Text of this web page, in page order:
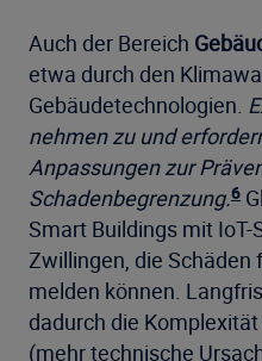
Auch der Bereich
etwa durch den
Gebäudetechnologien.
nehmen zu und
Anpassungen zur
Schadenbegrenzung.6
Smart Buildings mit
Zwillingen, die Schäden
melden können.
dadurch die
(mehr technische